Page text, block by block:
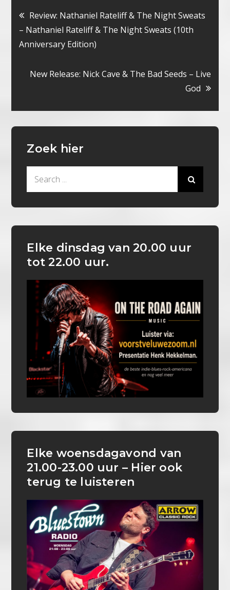
Bericht
navigatie
Review: Nathaniel Rateliff & The Night Sweats
– Nathaniel Rateliff & The Night Sweats (10th
Anniversary Edition)
New Release: Nick Cave & The Bad Seeds – Live
God
Zoek hier
Elke dinsdag van 20.00 uur
tot 22.00 uur.
Elke woensdagavond van
21.00-23.00 uur – Hier ook
terug te luisteren